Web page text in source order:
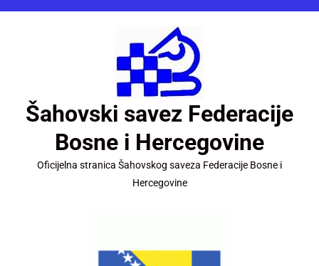
Šahovski savez Federacije
Bosne i Hercegovine
Oficijelna stranica Šahovskog saveza Federacije Bosne i
Hercegovine